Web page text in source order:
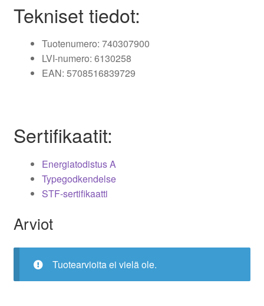
Tekniset tiedot:
Tuotenumero: 740307900
LVI-numero: 6130258
EAN: 5708516839729
Sertifikaatit:
Energiatodistus A
Typegodkendelse
STF-sertifikaatti
Arviot
Tuotearvioita ei vielä ole.